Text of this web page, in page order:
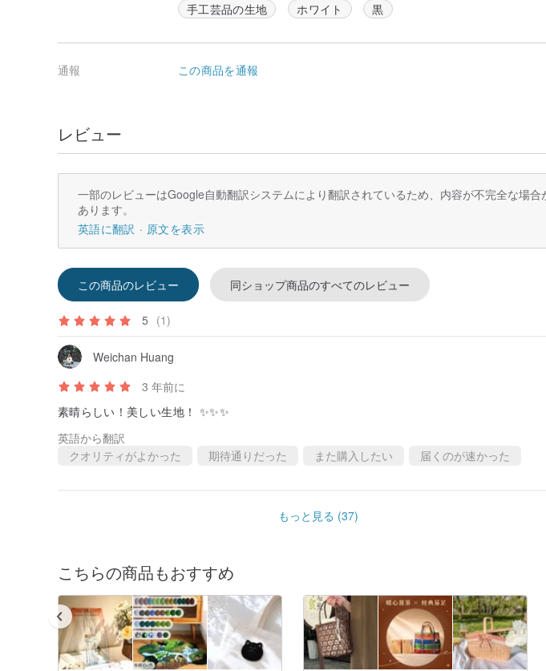
手工芸品の生地
ホワイト 黒
通報 この商品を通報
レビュー
一部のレビューはGoogle自動翻訳システムにより翻訳されているため、内容が不完全な場合
あります。
英語に翻訳
原文を表示
この商品のレビュー 同ショップ商品のすべてのレビュー
5 (1)
Weichan Huang
3 年前に
素晴らしい！美しい生地！ ✨✨✨
英語から翻訳
クオリティがよかった
期待通りだった また購入したい 届くのが速かった
もっと見る (37)
こちらの商品もおすすめ